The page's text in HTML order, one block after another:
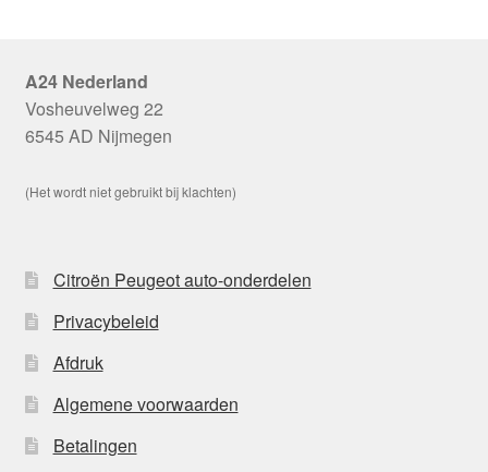
A24 Nederland
Vosheuvelweg 22
6545 AD Nijmegen
(Het wordt niet gebruikt bij klachten)
Citroën Peugeot auto-onderdelen
Privacybeleid
Afdruk
Algemene voorwaarden
Betalingen